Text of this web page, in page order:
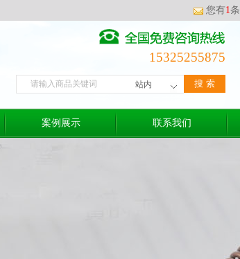
您有1
15325255875
案例展示 联系我们